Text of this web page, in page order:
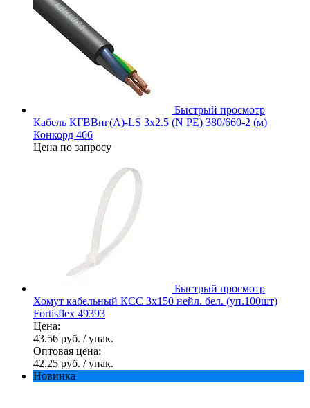
Быстрый просмотр
Кабель КГВВнг(А)-LS 3х2.5 (N PE) 380/660-2 (м)
Конкорд 466
Цена по запросу
Быстрый просмотр
Хомут кабельный КСС 3х150 нейл. бел. (уп.100шт)
Fortisflex 49393
Цена:
43.56 руб. / упак.
Оптовая цена:
42.25 руб. / упак.
Новинка